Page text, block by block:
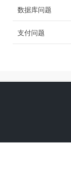
数据库问题
支付问题